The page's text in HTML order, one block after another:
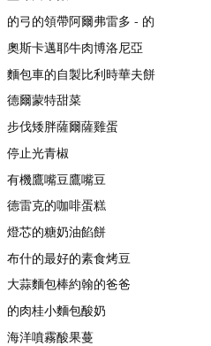
的弓的領帶阿爾弗雷多 - 的
奧斯卡邁耶牛肉博洛尼亞
麵包車的自製比利時華夫餅
德爾蒙特甜菜
步伐矮胖薩爾薩雞蛋
停止光青椒
有機鷹嘴豆鷹嘴豆
德雷克的咖啡蛋糕
燈芯的糖奶油餡餅
布什的最好的素食烤豆
大蒜麵包棒約翰的爸爸
的肉桂小麵包酸奶
海洋噴霧酸果蔓